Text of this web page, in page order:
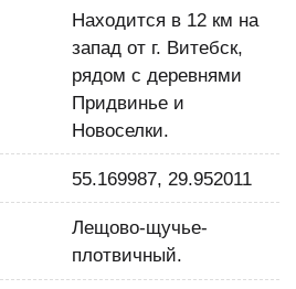
Находится в 12 км на
запад от г. Витебск,
рядом с деревнями
Придвинье и
Новоселки.
55.169987, 29.952011
Лещово-щучье-
плотвичный.